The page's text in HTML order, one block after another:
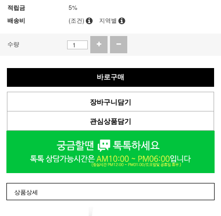
적립금 5%
배송비 (조건) 지역별
수량
바로구매
장바구니담기
관심상품담기
상품상세